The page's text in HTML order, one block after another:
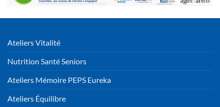
Ateliers Vitalité
Nutrition Santé Seniors
Ateliers Mémoire PEPS Eureka
Ateliers Équilibre